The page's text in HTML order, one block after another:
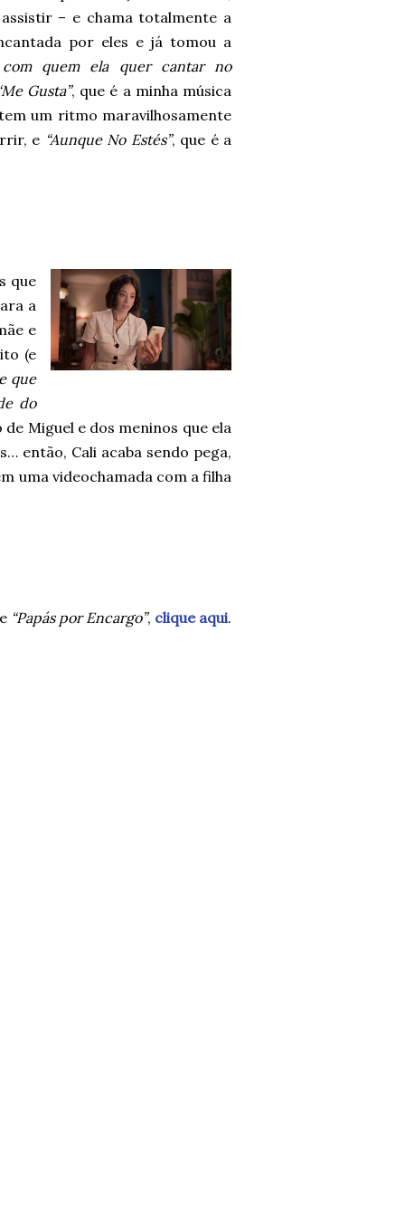
– e chama totalmente a
por eles e já tomou a
quem ela quer cantar no
Gusta”, que é a minha música
um ritmo maravilhosamente
e “Aunque No Estés”, que é a
que
a
e
(e
que
do
Miguel e dos meninos que ela
então, Cali acaba sendo pega,
uma videochamada com a filha
“Papás por Encargo”, clique aqui.